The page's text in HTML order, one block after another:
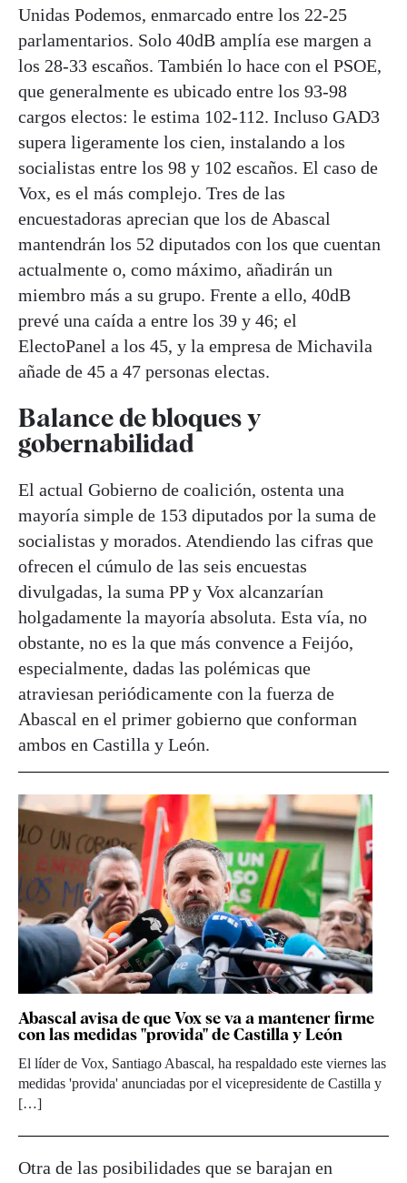
Unidas Podemos, enmarcado entre los 22-25
parlamentarios. Solo 40dB amplía ese margen a
los 28-33 escaños. También lo hace con el PSOE,
que generalmente es ubicado entre los 93-98
cargos electos: le estima 102-112. Incluso GAD3
supera ligeramente los cien, instalando a los
socialistas entre los 98 y 102 escaños. El caso de
Vox, es el más complejo. Tres de las
encuestadoras aprecian que los de Abascal
mantendrán los 52 diputados con los que cuentan
actualmente o, como máximo, añadirán un
miembro más a su grupo. Frente a ello, 40dB
prevé una caída a entre los 39 y 46; el
ElectoPanel a los 45, y la empresa de Michavila
añade de 45 a 47 personas electas.
Balance de bloques y
gobernabilidad
El actual Gobierno de coalición, ostenta una
mayoría simple de 153 diputados por la suma de
socialistas y morados. Atendiendo las cifras que
ofrecen el cúmulo de las seis encuestas
divulgadas, la suma PP y Vox alcanzarían
holgadamente la mayoría absoluta. Esta vía, no
obstante, no es la que más convence a Feijóo,
especialmente, dadas las polémicas que
atraviesan periódicamente con la fuerza de
Abascal en el primer gobierno que conforman
ambos en Castilla y León.
Abascal avisa de que Vox se va a mantener firme
con las medidas "provida" de Castilla y León
El líder de Vox, Santiago Abascal, ha respaldado este viernes las
medidas 'provida' anunciadas por el vicepresidente de Castilla y
[…]
Otra de las posibilidades que se barajan en